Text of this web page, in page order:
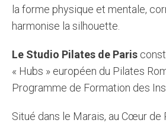
la forme physique et mentale,
harmonise la silhouette.
Le Studio Pilates de Paris
« Hubs » européen du Pilates
Programme de Formation des
Situé dans le Marais, au Cœur de